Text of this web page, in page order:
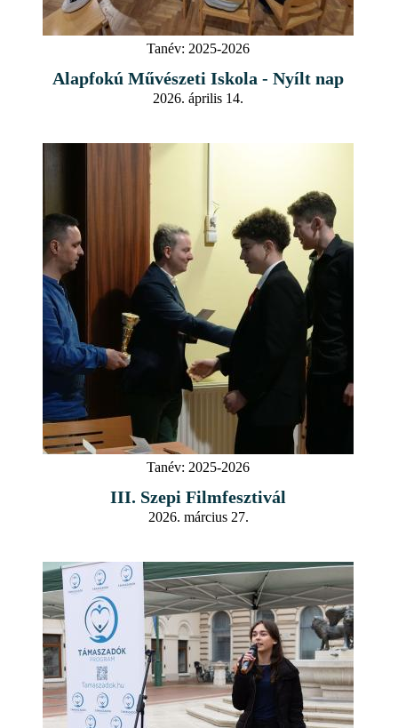
Tanév: 2025-2026
Alapfokú Művészeti Iskola - Nyílt nap
2026. április 14.
Tanév: 2025-2026
III. Szepi Filmfesztivál
2026. március 27.